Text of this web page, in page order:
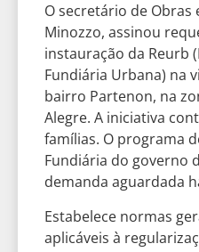
O secretário de Obras
Minozzo, assinou
instauração da Reurb
Fundiária Urbana) na
bairro Partenon, na
Alegre. A iniciativa
famílias. O programa
Fundiária do governo
demanda aguardada
Estabelece normas
aplicáveis à